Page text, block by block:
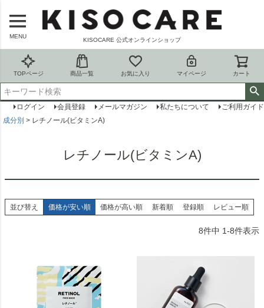
MENU
KISOCARE 公式オンラインショップ
TOPページ 商品一覧 お気に入り マイページ カート
ログイン 会員登録 メールマガジン 私たちについて
ご利用ガイド
成分別
レチノール(ビタミンA)
レチノール(ビタミンA)
並び替え 価格が安い順 価格が高い順 新着順 登録順 レビュー順
8件中 1-8件表示